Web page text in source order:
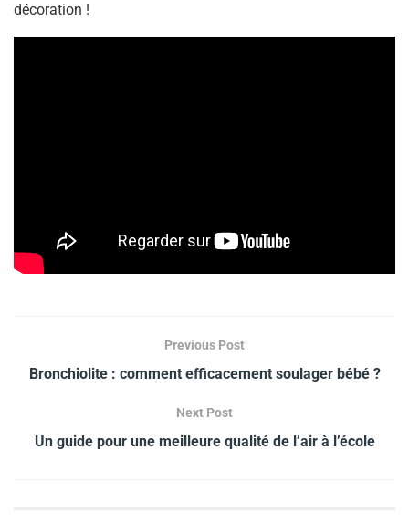
décoration !
Previous Post
Bronchiolite : comment efficacement soulager bébé ?
Next Post
Un guide pour une meilleure qualité de l’air à l’école